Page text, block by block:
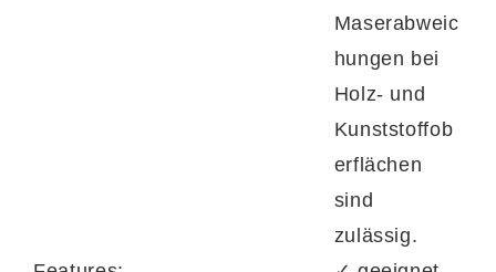
Maserabweic
hungen bei
Holz- und
Kunststoffob
erflächen
sind
zulässig.